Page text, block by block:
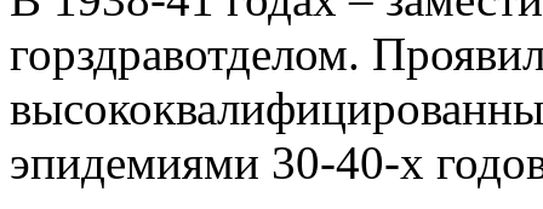
горздравотделом.
эпидемиями 30-40-х